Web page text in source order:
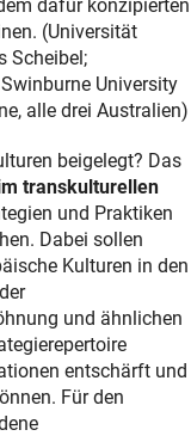
dafür konzipierten
(Universität
Scheibel;
University
alle drei Australien)
beigelegt? Das
transkulturellen
und Praktiken
Dabei sollen
Kulturen in den
und ähnlichen
entschärft und
Für den